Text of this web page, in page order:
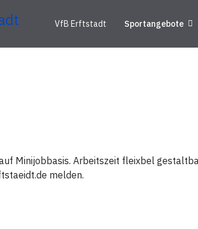
VfB Erftstadt Sportangebote
Minijobbasis. Arbeitszeit fleixbel
melden.